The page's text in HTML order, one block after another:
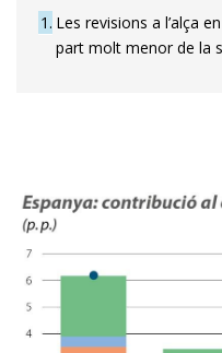
1 Les revisions a l’alça
part molt menor de la